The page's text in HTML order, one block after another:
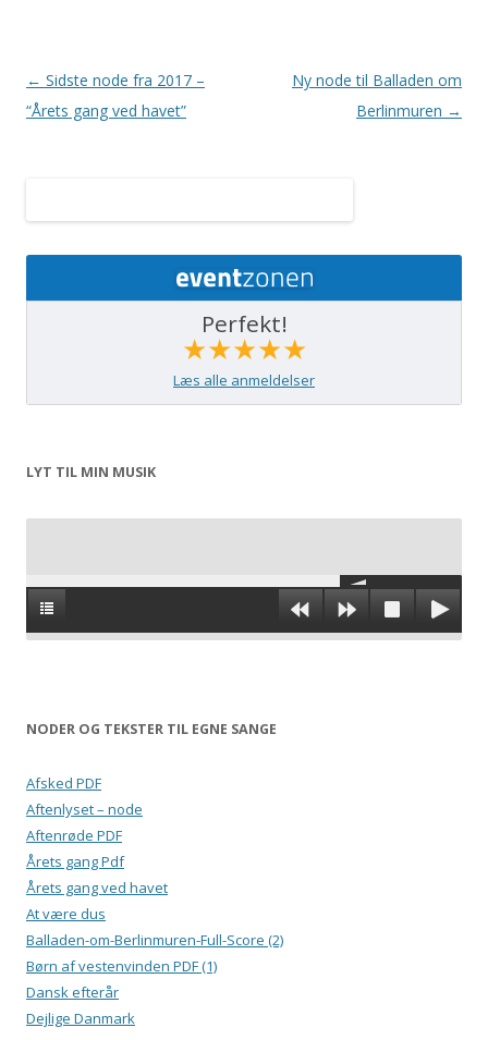
Indlægsnavigation
← Sidste node fra 2017 –
“Årets gang ved havet”
Ny node til Balladen om
Berlinmuren →
Perfekt!
★★★★★
Læs alle anmeldelser
LYT TIL MIN MUSIK
NODER OG TEKSTER TIL EGNE SANGE
Afsked PDF
Aftenlyset – node
Aftenrøde PDF
Årets gang Pdf
Årets gang ved havet
At være dus
Balladen-om-Berlinmuren-Full-Score (2)
Børn af vestenvinden PDF (1)
Dansk efterår
Dejlige Danmark